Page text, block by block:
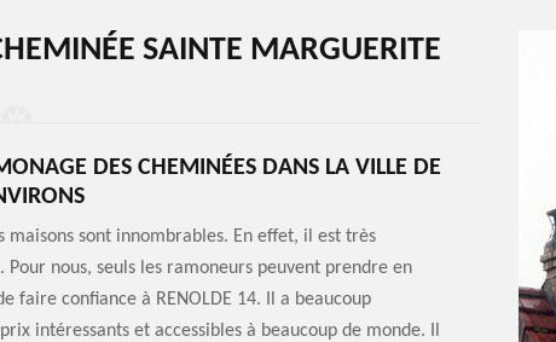
SAINTE MARGUERITE
DES CHEMINÉES DANS LA VILLE DE
sont innombrables. En effet, il est très
nous, seuls les ramoneurs peuvent prendre en
faire confiance à RENOLDE 14. Il a beaucoup
intéressants et accessibles à beaucoup de monde. Il